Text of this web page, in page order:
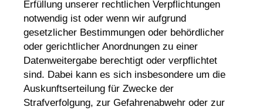
Erfüllung unserer rechtlichen Verpflichtungen
notwendig ist oder wenn wir aufgrund
gesetzlicher Bestimmungen oder behördlicher
oder gerichtlicher Anordnungen zu einer
Datenweitergabe berechtigt oder verpflichtet
sind. Dabei kann es sich insbesondere um die
Auskunftserteilung für Zwecke der
Strafverfolgung, zur Gefahrenabwehr oder zur